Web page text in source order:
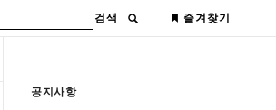
검색 즐겨찾기
공지사항